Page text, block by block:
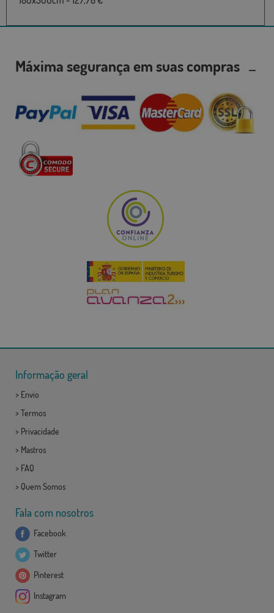
Máxima segurança em suas compras
Informação geral
> Envio
> Termos
> Privacidade
> Mastros
> FAQ
> Quem Somos
Fala com nosotros
Facebook
Twitter
Pinterest
Instagram